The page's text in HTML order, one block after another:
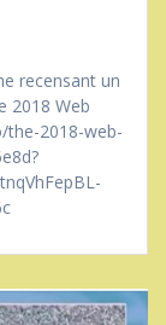
recensant un
2018 Web
the-2018-web-